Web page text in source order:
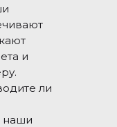
и
ли
наши